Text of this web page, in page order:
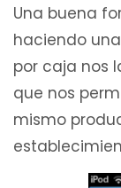
Una buena
haciendo
por caja nos
que nos
mismo